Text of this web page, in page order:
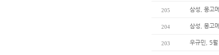
205 삼성, 몽고
204 삼성, 몽고
203 우규민, 5